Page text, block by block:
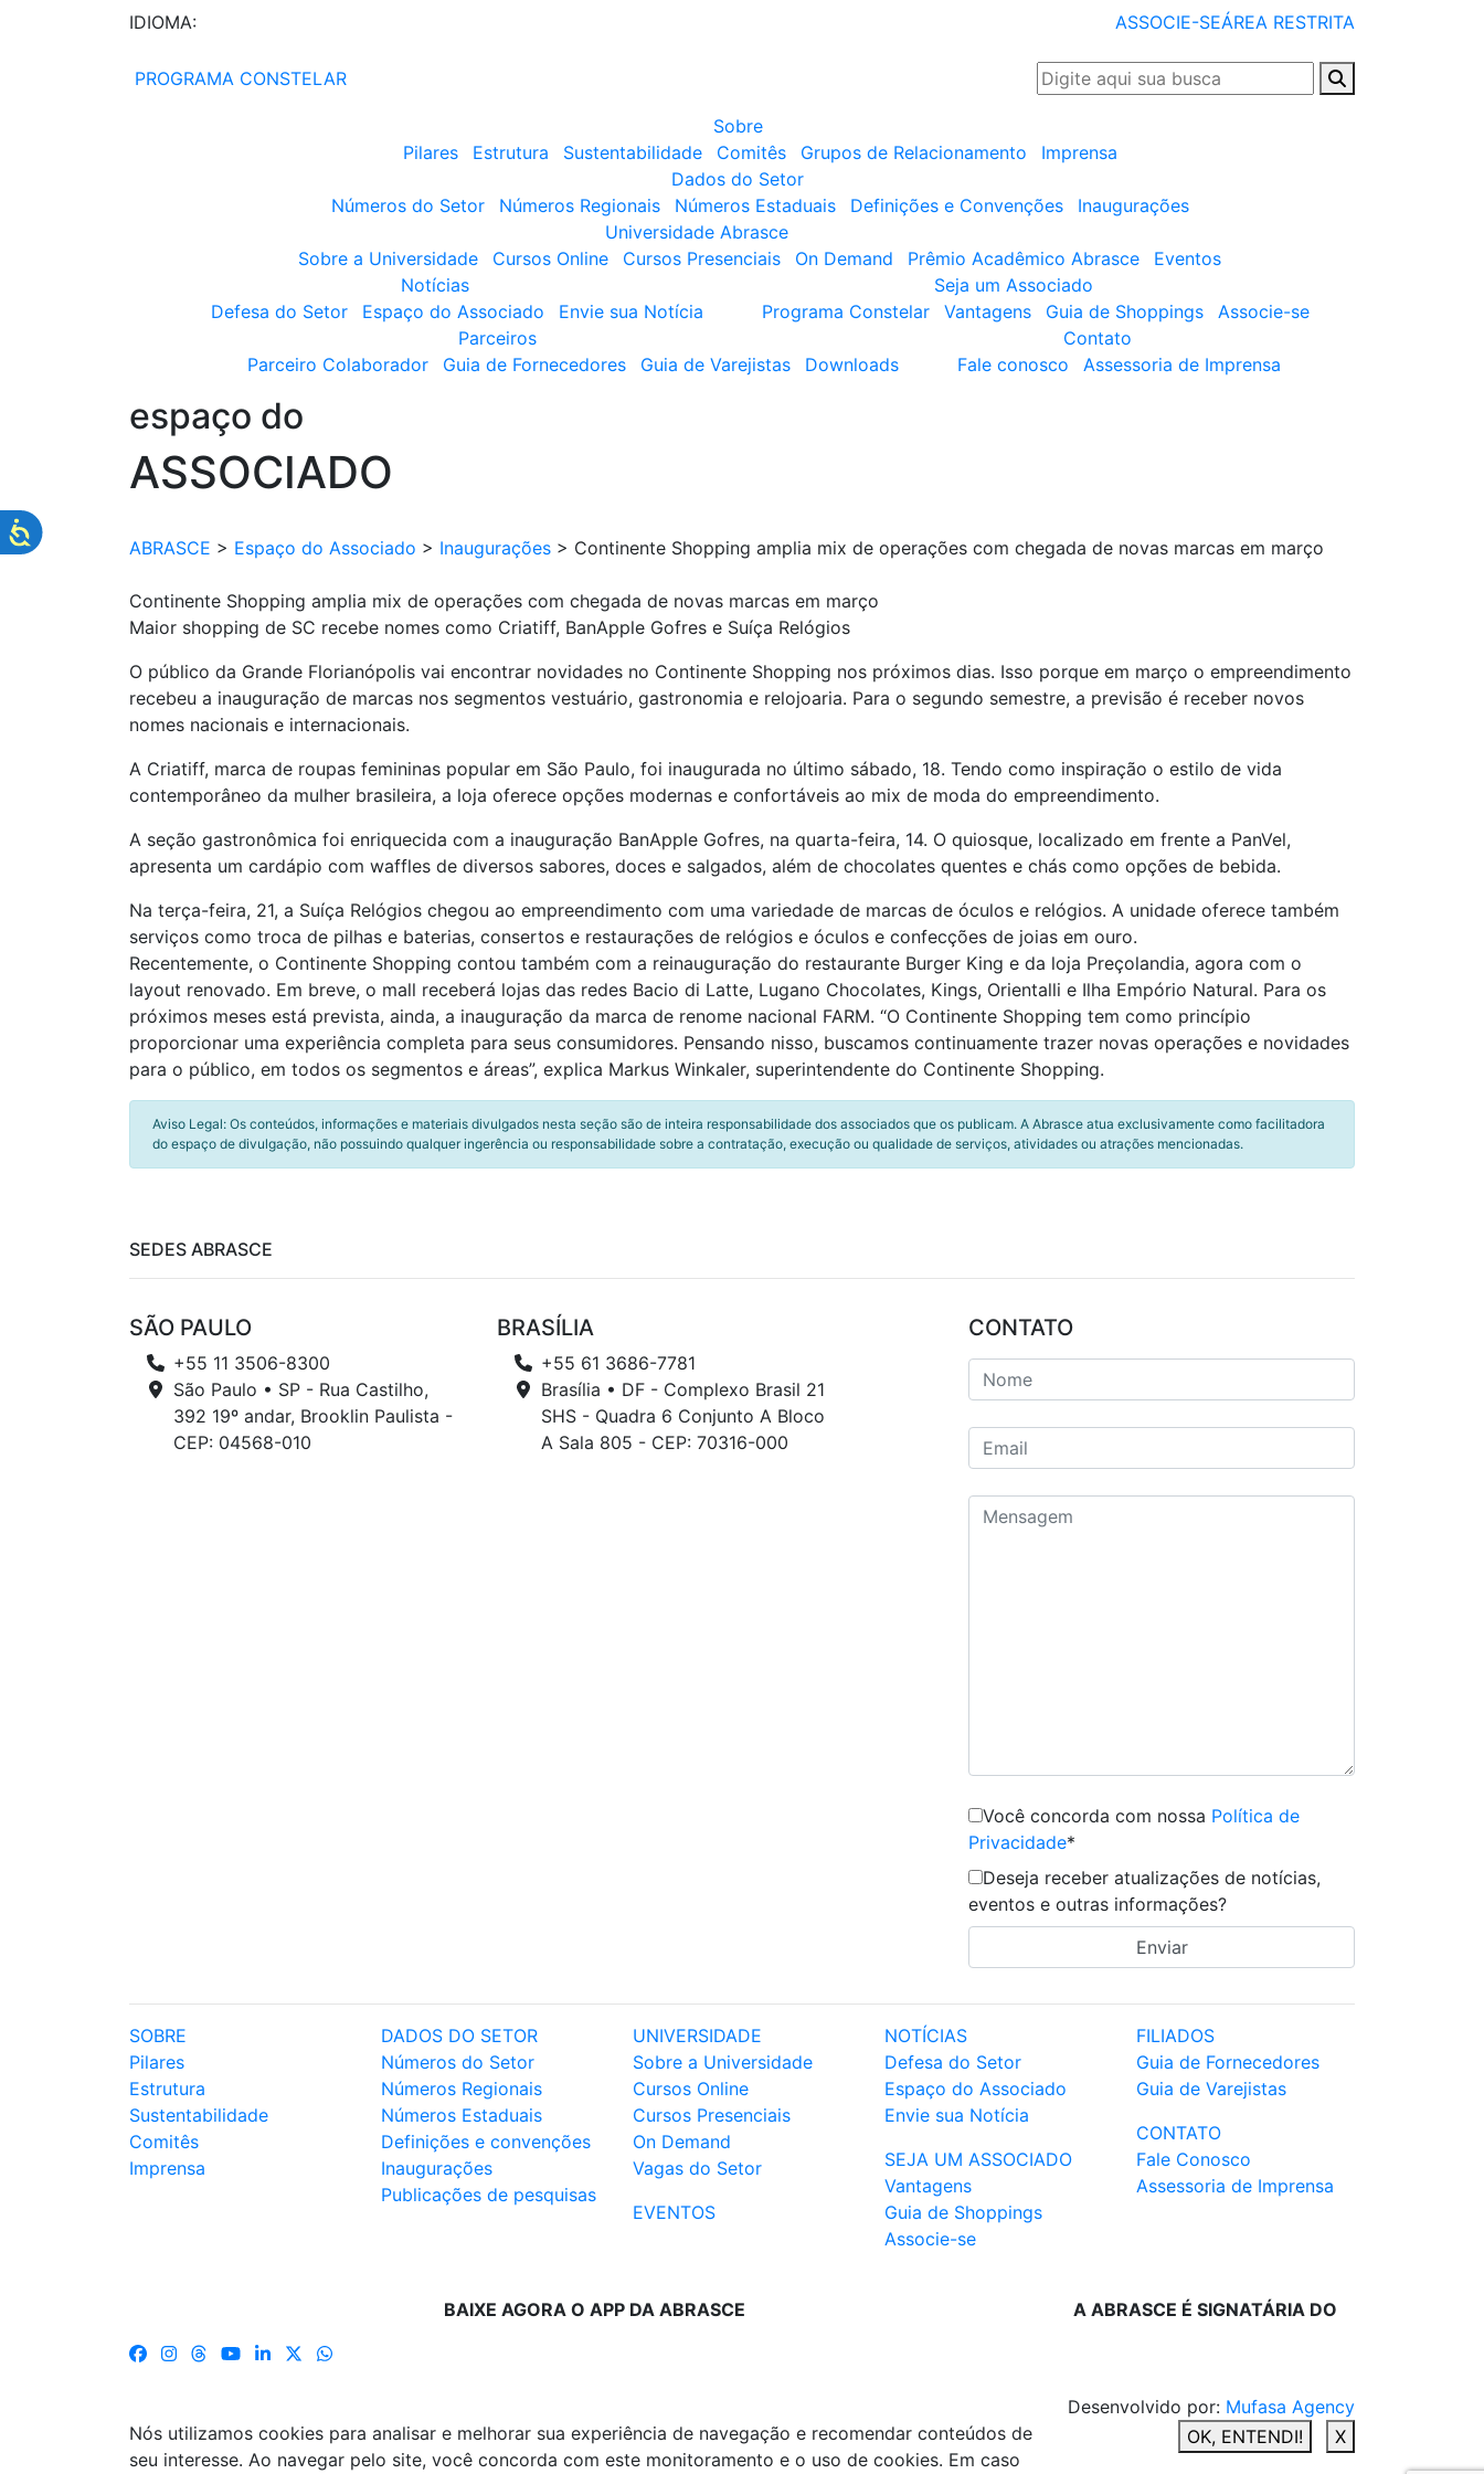
IDIOMA: ASSOCIE-SEÁREA RESTRITA
PROGRAMA CONSTELAR
Sobre
Pilares
Estrutura Sustentabilidade Comitês Grupos de Relacionamento
Imprensa
Dados do Setor
Números do Setor
Números Regionais Números Estaduais Definições e Convenções
Inaugurações
Universidade Abrasce
Sobre a Universidade
Cursos Online Cursos Presenciais On Demand Prêmio Acadêmico Abrasce
Eventos
Notícias
Defesa do Setor
Espaço do Associado Envie sua Notícia
Seja um Associado
Programa Constelar
Vantagens Guia de Shoppings
Associe-se
Parceiros
Parceiro Colaborador
Guia de Fornecedores Guia de Varejistas Downloads
Contato
Fale conosco
Assessoria de Imprensa
espaço do
ASSOCIADO
ABRASCE > Espaço do Associado > Inaugurações > Continente Shopping amplia mix de operações com chegada de novas marcas em março
Continente Shopping amplia mix de operações com chegada de novas marcas em março
Maior shopping de SC recebe nomes como Criatiff, BanApple Gofres e Suíça Relógios
O público da Grande Florianópolis vai encontrar novidades no Continente Shopping nos próximos dias. Isso porque em março o empreendimento
recebeu a inauguração de marcas nos segmentos vestuário, gastronomia e relojoaria. Para o segundo semestre, a previsão é receber novos
nomes nacionais e internacionais.
A Criatiff, marca de roupas femininas popular em São Paulo, foi inaugurada no último sábado, 18. Tendo como inspiração o estilo de vida
contemporâneo da mulher brasileira, a loja oferece opções modernas e confortáveis ao mix de moda do empreendimento.
A seção gastronômica foi enriquecida com a inauguração BanApple Gofres, na quarta-feira, 14. O quiosque, localizado em frente a PanVel,
apresenta um cardápio com waffles de diversos sabores, doces e salgados, além de chocolates quentes e chás como opções de bebida.
Na terça-feira, 21, a Suíça Relógios chegou ao empreendimento com uma variedade de marcas de óculos e relógios. A unidade oferece também
serviços como troca de pilhas e baterias, consertos e restaurações de relógios e óculos e confecções de joias em ouro.
Recentemente, o Continente Shopping contou também com a reinauguração do restaurante Burger King e da loja Preçolandia, agora com o
layout renovado. Em breve, o mall receberá lojas das redes Bacio di Latte, Lugano Chocolates, Kings, Orientalli e Ilha Empório Natural. Para os
próximos meses está prevista, ainda, a inauguração da marca de renome nacional FARM. “O Continente Shopping tem como princípio
proporcionar uma experiência completa para seus consumidores. Pensando nisso, buscamos continuamente trazer novas operações e novidades
para o público, em todos os segmentos e áreas”, explica Markus Winkaler, superintendente do Continente Shopping.
Aviso Legal: Os conteúdos, informações e materiais divulgados nesta seção são de inteira responsabilidade dos associados que os publicam. A Abrasce atua exclusivamente como facilitadora
do espaço de divulgação, não possuindo qualquer ingerência ou responsabilidade sobre a contratação, execução ou qualidade de serviços, atividades ou atrações mencionadas.
SEDES ABRASCE
SÃO PAULO
+55 11 3506-8300
São Paulo • SP - Rua Castilho,
392 19º andar, Brooklin Paulista -
CEP: 04568-010
BRASÍLIA
+55 61 3686-7781
Brasília • DF - Complexo Brasil 21
SHS - Quadra 6 Conjunto A Bloco
A Sala 805 - CEP: 70316-000
CONTATO
Você concorda com nossa Política de
Privacidade*
Deseja receber atualizações de notícias,
eventos e outras informações?
SOBRE
Pilares
Estrutura
Sustentabilidade
Comitês
Imprensa
DADOS DO SETOR
Números do Setor
Números Regionais
Números Estaduais
Definições e convenções
Inaugurações
Publicações de pesquisas
UNIVERSIDADE
Sobre a Universidade
Cursos Online
Cursos Presenciais
On Demand
Vagas do Setor
EVENTOS
NOTÍCIAS
Defesa do Setor
Espaço do Associado
Envie sua Notícia
SEJA UM ASSOCIADO
Vantagens
Guia de Shoppings
Associe-se
FILIADOS
Guia de Fornecedores
Guia de Varejistas
CONTATO
Fale Conosco
Assessoria de Imprensa
BAIXE AGORA O APP DA ABRASCE A ABRASCE É SIGNATÁRIA DO
Desenvolvido por: Mufasa Agency
Nós utilizamos cookies para analisar e melhorar sua experiência de navegação e recomendar conteúdos de
seu interesse. Ao navegar pelo site, você concorda com este monitoramento e o uso de cookies. Em caso
OK, ENTENDI! X